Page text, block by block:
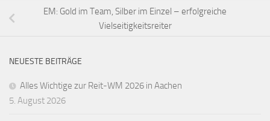
EM: Gold im Team, Silber im Einzel – erfolgreiche
Vielseitigkeitsreiter
NEUESTE BEITRÄGE
Alles Wichtige zur Reit-WM 2026 in Aachen
5. August 2026